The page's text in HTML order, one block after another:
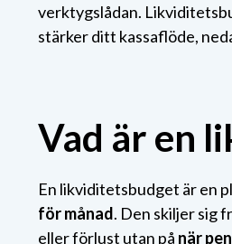
verktygslådan.
stärker ditt kassaflöde,
Vad är en
En likviditetsbudget är en
för månad. Den skiljer sig
eller förlust utan på när